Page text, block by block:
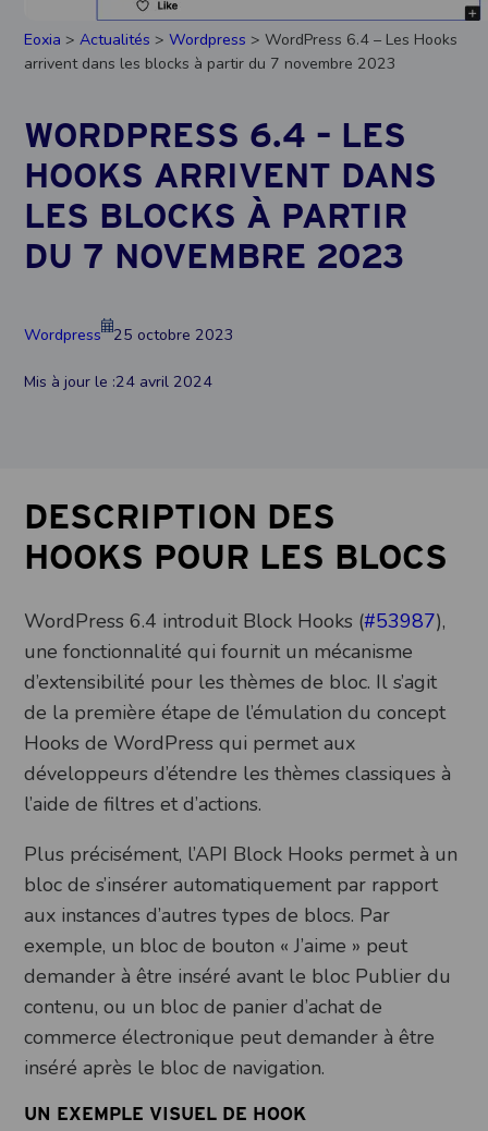
Eoxia >Actualités >Wordpress > WordPress 6.4 – Les Hooks
arrivent dans les blocks à partir du 7 novembre 2023
WORDPRESS 6.4 – LES
HOOKS ARRIVENT DANS
LES BLOCKS À PARTIR
DU 7 NOVEMBRE 2023
Wordpress 25 octobre 2023
Mis à jour le :24 avril 2024
DESCRIPTION DES
HOOKS POUR LES BLOCS
WordPress 6.4 introduit Block Hooks (#53987),
une fonctionnalité qui fournit un mécanisme
d’extensibilité pour les thèmes de bloc. Il s’agit
de la première étape de l’émulation du concept
Hooks de WordPress qui permet aux
développeurs d’étendre les thèmes classiques à
l’aide de filtres et d’actions.
Plus précisément, l’API Block Hooks permet à un
bloc de s’insérer automatiquement par rapport
aux instances d’autres types de blocs. Par
exemple, un bloc de bouton « J’aime » peut
demander à être inséré avant le bloc Publier du
contenu, ou un bloc de panier d’achat de
commerce électronique peut demander à être
inséré après le bloc de navigation.
UN EXEMPLE VISUEL DE HOOK